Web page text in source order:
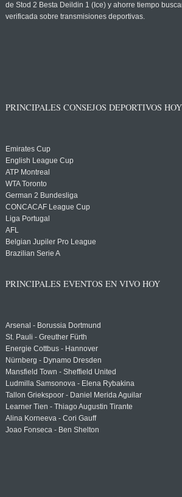
de Stod 2 Besta Deildin 1 (Ice) y ahorre tiempo
verificada sobre transmisiones deportivas.
PRINCIPALES CONSEJOS DEPORTIVOS HOY
Emirates Cup
English League Cup
ATP Montreal
WTA Toronto
German 2 Bundesliga
CONCACAF League Cup
Liga Portugal
AFL
Belgian Jupiler Pro League
Brazilian Serie A
PRINCIPALES EVENTOS EN VIVO HOY
Arsenal - Borussia Dortmund
St. Pauli - Greuther Fürth
Energie Cottbus - Hannover
Nürnberg - Dynamo Dresden
Mansfield Town - Sheffield United
Ludmilla Samsonova - Elena Rybakina
Tallon Griekspoor - Daniel Merida Aguilar
Learner Tien - Thiago Augustin Tirante
Alina Korneeva - Cori Gauff
Joao Fonseca - Ben Shelton